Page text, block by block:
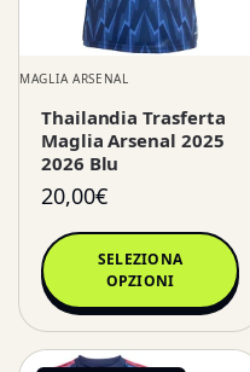
MAGLIA ARSENAL
Thailandia Trasferta
Maglia Arsenal 2025
2026 Blu
20,00€
SELEZIONA
OPZIONI